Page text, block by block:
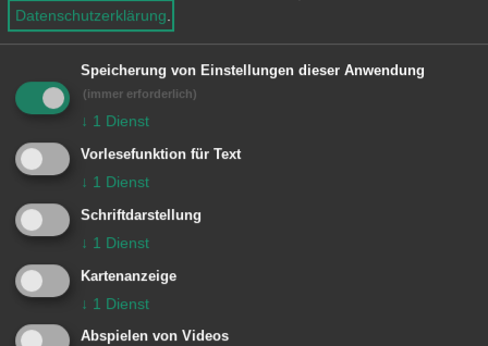
Uhr
Mittwoch 8.30 bis 12 Uhr
Donnerstag 8.30 bis 12 Uhr und 14 bis
18 Uhr
Freitag 8.30 bis 12 Uhr
sowie nach Vereinbarung
Zuständige Dienststellen
Datenschutzerklärung.
Speicherung von Einstellungen dieser Anwendung
(immer erforderlich)
↓ 1 Dienst
Vorlesefunktion für Text
↓ 1 Dienst
Schriftdarstellung
↓ 1 Dienst
Kartenanzeige
↓ 1 Dienst
Abspielen von Videos